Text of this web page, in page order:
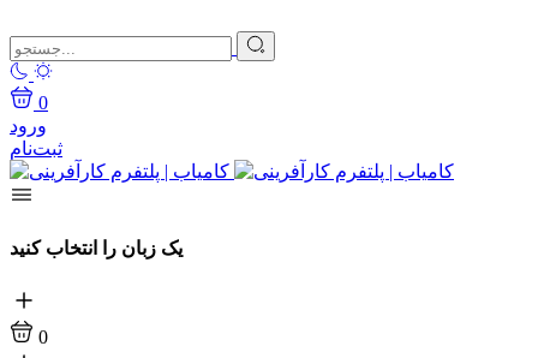
0
ورود
ثبت‌نام
یک زبان را انتخاب کنید
0